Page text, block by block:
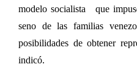
modelo socialista que
seno de las familias
posibilidades de obtener
indicó.